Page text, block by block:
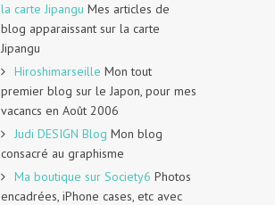
la carte Jipangu Mes articles de
blog apparaissant sur la carte
Jipangu
Hiroshimarseille Mon tout
premier blog sur le Japon, pour mes
vacancs en Août 2006
Judi DESIGN Blog Mon blog
consacré au graphisme
Ma boutique sur Society6 Photos
encadrées, iPhone cases, etc avec